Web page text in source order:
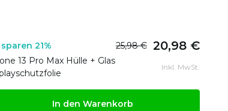
sparen 21% 25,98 € 20,98 €
13 Pro Max Hülle + Glas
Inkl. MwSt.
In den Warenkorb